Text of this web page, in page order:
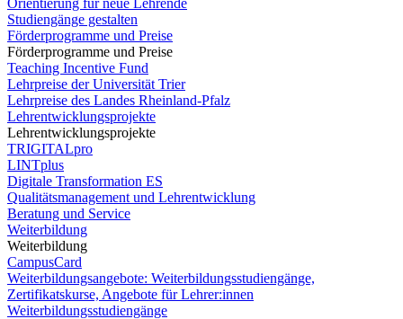
Orientierung für neue Lehrende
Studiengänge gestalten
Förderprogramme und Preise
Förderprogramme und Preise
Teaching Incentive Fund
Lehrpreise der Universität Trier
Lehrpreise des Landes Rheinland-Pfalz
Lehrentwicklungsprojekte
Lehrentwicklungsprojekte
TRIGITALpro
LINTplus
Digitale Transformation ES
Qualitätsmanagement und Lehrentwicklung
Beratung und Service
Weiterbildung
Weiterbildung
CampusCard
Weiterbildungsangebote: Weiterbildungsstudiengänge,
Zertifikatskurse, Angebote für Lehrer:innen
Weiterbildungsstudiengänge